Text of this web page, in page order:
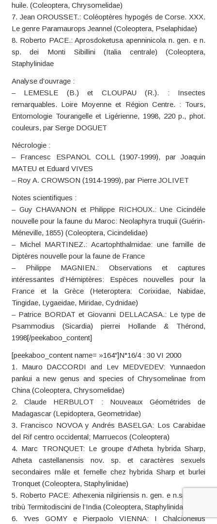
huile. (Coleoptera, Chrysomelidae)
7. Jean OROUSSET.: Coléoptères hypogés de Corse. XXX.
Le genre Paramaurops Jeannel (Coleoptera, Pselaphidae)
8. Roberto PACE.: Aprosdoketusa apenninicola n. gen. e n.
sp. dei Monti Sibillini (Italia centrale) (Coleoptera,
Staphylinidae
Analyse d’ouvrage :
– LEMESLE (B.) et CLOUPAU (R.). : Insectes
remarquables. Loire Moyenne et Région Centre. : Tours,
Entomologie Tourangelle et Ligérienne, 1998, 220 p., phot.
couleurs, par Serge DOGUET
Nécrologie :
– Francesc ESPANOL COLL (1907-1999), par Joaquin
MATEU et Eduard VIVES
– Roy A. CROWSON (1914-1999), par Pierre JOLIVET
Notes scientifiques :
– Guy CHAVANON et Philippe RICHOUX.: Une Cicindèle
nouvelle pour la faune du Maroc: Neolaphyra truquii (Guérin-
Méneville, 1855) (Coleoptera, Cicindelidae)
– Michel MARTINEZ.: Acartophthalmidae: une famille de
Diptères nouvelle pour la faune de France
– Philippe MAGNIEN.: Observations et captures
intéressantes d’Hémiptères: Espèces nouvelles pour la
France et la Grèce (Heteroptera: Corixidae, Nabidae,
Tingidae, Lygaeidae, Miridae, Cydnidae)
– Patrice BORDAT et Giovanni DELLACASA.: Le type de
Psammodius (Sicardia) pierrei Hollande & Thérond,
1998[/peekaboo_content]
[peekaboo_content name= »164″]N°16/4 : 30 VI 2000
1. Mauro DACCORDI and Lev MEDVEDEV: Yunnaedon
pankui a new genus and species of Chrysomelinae from
China (Coleoptera, Chrysomelidae)
2. Claude HERBULOT : Nouveaux Géométrides de
Madagascar (Lepidoptera, Geometridae)
3. Francisco NOVOA y Andrés BASELGA: Los Carabidae
del Rif centro occidental; Marruecos (Coleoptera)
4. Marc TRONQUET: Le groupe d’Atheta hybrida Sharp,
Atheta castellanensis nov. sp. et caractères sexuels
secondaires mâle et femelle chez hybrida Sharp et burlei
Tronquet (Coleoptera, Staphylinidae)
5. Roberto PACE: Athexenia nilgiriensis n. gen. e n.sp. della
tribù Termitodiscini de l’India (Coleoptera, Staphylinidae)
6. Yves GOMY e Pierpaolo VIENNA: I Chalcionellus